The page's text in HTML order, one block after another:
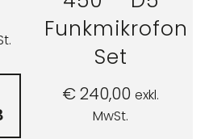
Funkmikrofon
Set
€240,00 exkl.
MwSt.